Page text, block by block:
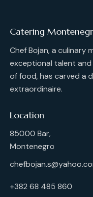
Catering
Chef Bojan, a culinary
exceptional talent
of food, has carved a
extraordinaire.
Location
85000 Bar,
Montenegro
+382 68 485 860